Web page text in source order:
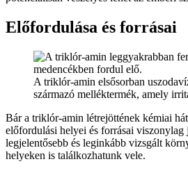
Előfordulása és forrásai
A triklór-amin elsősorban
származó melléktermék, amely
Bár a triklór-amin létrejöttének kémiai
előfordulási helyei és forrásai
legjelentősebb és leginkább vizsgált
helyeken is találkozhatunk vele.